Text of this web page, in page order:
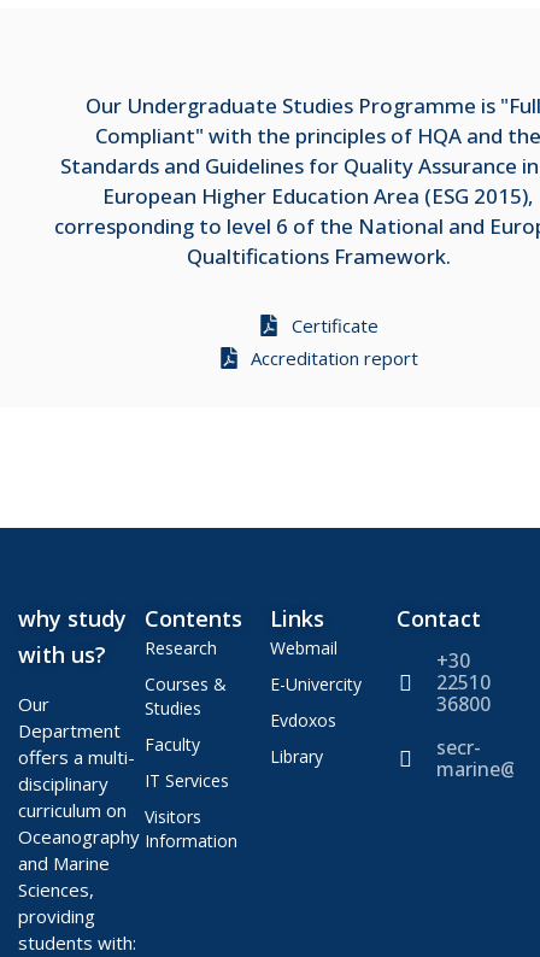
Our Undergraduate Studies Programme is
Compliant" with the principles of HQA and the
Standards and Guidelines for Quality Assurance
European Higher Education Area (ESG 2015),
corresponding to level 6 of the National and
Qualtifications Framework.
Certificate
Accreditation report
why study
with us?
Our
Department
offers a multi-
disciplinary
curriculum on
Oceanography
and Marine
Sciences,
providing
students with:
Contents
Research
Courses &
Studies
Faculty
IT Services
Visitors
Information
Links
Webmail
E-Univercity
Evdoxos
Library
Contact
+30
22510
36800
secr-